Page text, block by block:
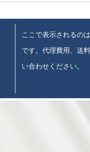
ここで表示されるの
です。代理費用、送
い合わせください。